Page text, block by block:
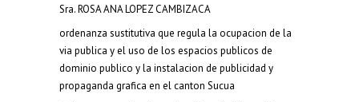
Sra. ROSA ANA LOPEZ CAMBIZACA
ordenanza sustitutiva que regula la ocupacion de la
via publica y el uso de los espacios publicos de
dominio publico y la instalacion de publicidad y
propaganda grafica en el canton Sucua